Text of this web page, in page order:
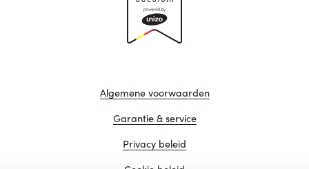
Algemene voorwaarden
Garantie & service
Privacy beleid